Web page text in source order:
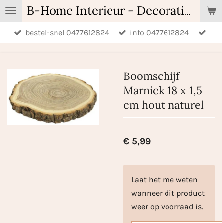
Ga
direct
naar
B-Home Interieur - Decoratie & Geschenken - Geurartikelen
bestel-snel 0477612824 info 0477612824
Boomschijf
Marnick 18 x 1,5
cm hout naturel
€ 5,99
Laat het me weten
wanneer dit product
weer op voorraad is.